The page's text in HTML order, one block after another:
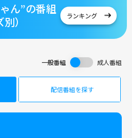
ん”の番組
）
ランキング
一般番組 成人番組
配信番組を探す